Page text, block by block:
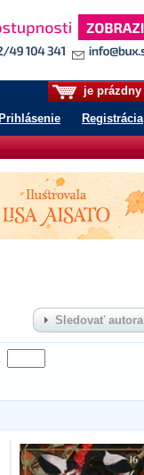
je prázdny
Prihlásenie Registrácia
Sledovať autora